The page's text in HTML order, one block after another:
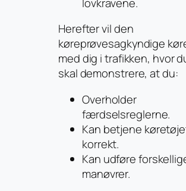
Herefter vil den
køreprøvesagkyndige
med dig i trafikken, hvor
skal demonstrere, at du:
Overholder
færdselsreglerne.
Kan betjene
korrekt.
Kan udføre
manøvrer.